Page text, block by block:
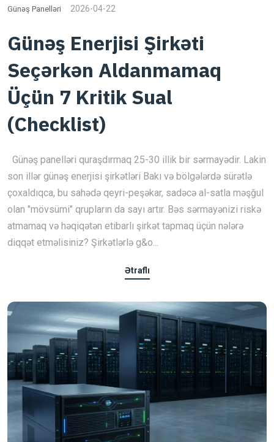
Günəş Panelləri 2026-04-22
Günəş Enerjisi Şirkəti
Seçərkən Aldanmamaq
Üçün 7 Kritik Sual
(Checklist)
Günəş panelləri quraşdırmaq 25-30 illik bir sərmayədir. Lakin
son illər günəş enerjisi şirkətləri Bakı və bölgələrdə sürətlə
çoxaldıqca, bu sahədə qeyri-peşəkar, sadəcə al-satla məşğul
olan "mövsümi" qrupların da sayı artır. Bəs sərmayənizi riskə
atmamaq və həqiqətən etibarlı şirkət tapmaq üçün nələrə
diqqət etməlisiniz? Şirkətlərlə g&o...
Ətraflı